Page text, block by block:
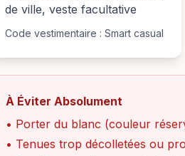
de ville, veste facultative
Code vestimentaire : Smart casual
À Éviter Absolument
• Porter du blanc (couleur
• Tenues trop décolletées ou